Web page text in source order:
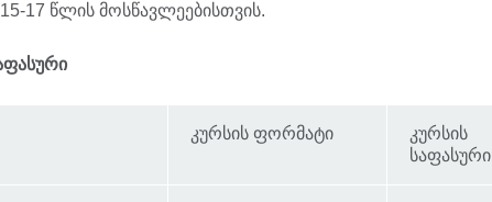
17 წლის მოსწავლეებისთვის.
კურსის ფორმატი
კურსის
საფასური